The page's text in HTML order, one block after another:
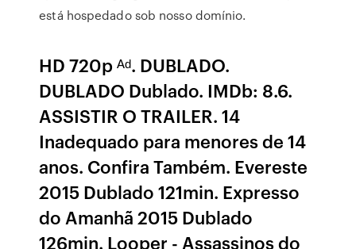
está hospedado sob nosso domínio.
HD 720p ᴬᵈ. DUBLADO.
DUBLADO Dublado. IMDb: 8.6.
ASSISTIR O TRAILER. 14
Inadequado para menores de 14
anos. Confira Também. Evereste
2015 Dublado 121min. Expresso
do Amanhã 2015 Dublado
126min. Looper - Assassinos do